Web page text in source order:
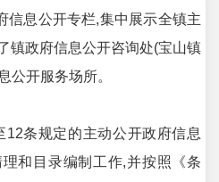
信息公开专栏,集中展示全镇主
镇政府信息公开咨询处(宝山镇
公开服务场所。
条规定的主动公开政府信息
和目录编制工作,并按照《条